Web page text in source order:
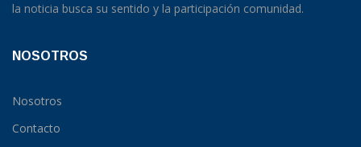
la noticia busca su sentido y la participación comunidad.
NOSOTROS
Nosotros
Contacto